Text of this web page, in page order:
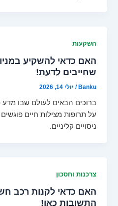
השקעות
שחייבים לדעת!
Banku
/ יולי 14, 2026
ברוכים הבאים לעולם שבו מדע
על תרופות מצילות חיים
ניסויים קליניים.
צרכנות וחסכון
האם כדאי לקנות רכב
התשובות כאן!